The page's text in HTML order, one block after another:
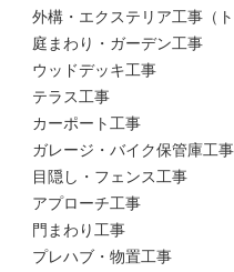
外構・エクステリア工事（ト
庭まわり・ガーデン工事
ウッドデッキ工事
テラス工事
カーポート工事
ガレージ・バイク保管庫工事
目隠し・フェンス工事
アプローチ工事
門まわり工事
プレハブ・物置工事